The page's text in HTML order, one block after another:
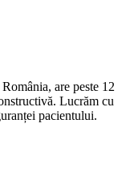
are peste 12
Lucrăm cu
pacientului.